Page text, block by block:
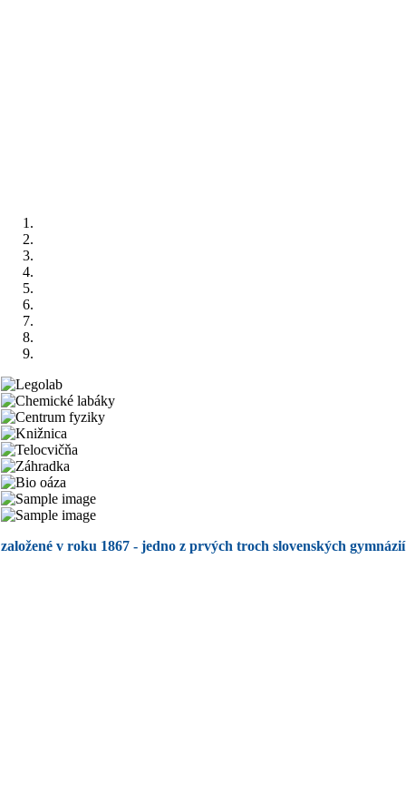
založené v roku 1867 - jedno z prvých troch slovenských gymnázií